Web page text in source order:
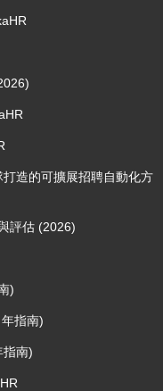
造的可擴展招聘自動化方
評估 (2026)
)
指南)
指南)